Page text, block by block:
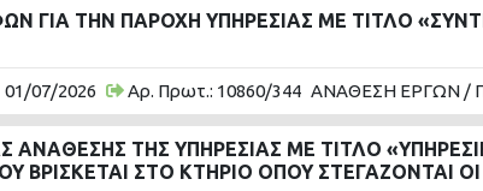
ΓΙΑ ΤΗΝ ΠΑΡΟΧΗ ΥΠΗΡΕΣΙΑΣ ΜΕ ΤΙΤΛΟ
01/07/2026 Αρ. Πρωτ.: 10860/344 ΑΝΑΘΕΣΗ ΕΡΓΩΝ /
ΤΗΣ ΥΠΗΡΕΣΙΑΣ ΜΕ ΤΙΤΛΟ
ΒΡΙΣΚΕΤΑΙ ΣΤΟ ΚΤΗΡΙΟ ΟΠΟΥ ΣΤΕΓΑΖΟΝΤΑΙ